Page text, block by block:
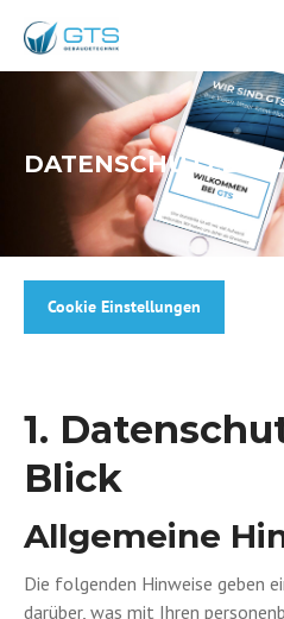
Cookie Einstellungen
1.
Blick
Allgemeine
Die folgenden Hinweise geben
darüber, was mit Ihren